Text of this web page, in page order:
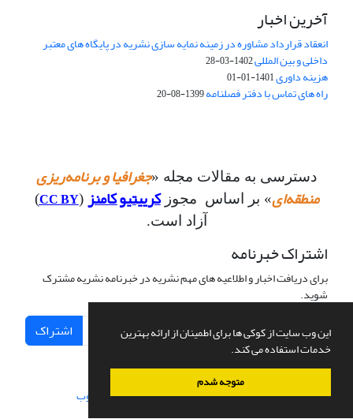
این وب سایت از کوکی ها برای اطمینان از ارائه بهترین
خدمات استفاده می کند.
متوجه شدم
آخرین اخبار
انعقاد قرارداد مشاوره در زمینه نمایه سازی نشریه در پایگاه های معتبر
داخلی و بین المللی1402-03-28
هزینه داوری1401-01-01
راه های تماس با دفتر فصلنامه1399-08-20
دسترسی به مقالات مجله «جغرافیا و برنامه‌ریزی
منطقه‌ای» بر اساس مجوزکرییتیو کامنز (
CC BY
)
آزاد است.
اشتراک خبرنامه
برای دریافت اخبار و اطلاعیه های مهم نشریه در خبرنامه نشریه مشترک
شوید.
اشتراک
سامانه مدیریت نشریات علمی.طراحی و پیاده سازی از سیناوب